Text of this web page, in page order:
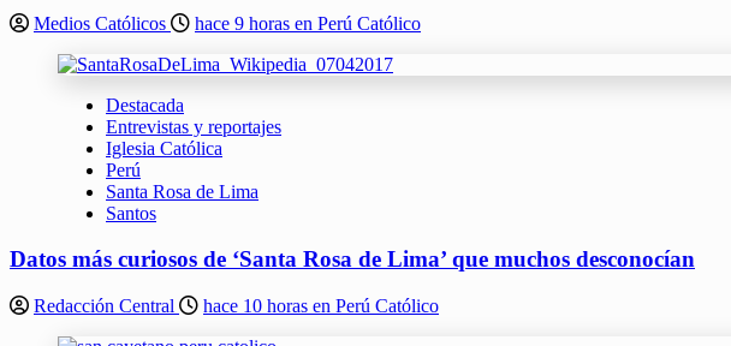
Medios Católicos hace 9 horas en Perú Católico
Destacada
Entrevistas y reportajes
Iglesia Católica
Perú
Santa Rosa de Lima
Santos
Datos más curiosos de ‘Santa Rosa de Lima’ que muchos desconocían
Redacción Central hace 10 horas en Perú Católico